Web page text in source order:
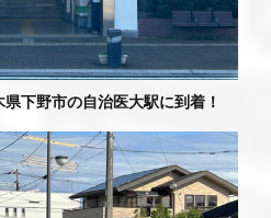
下野市の自治医大駅に到着！